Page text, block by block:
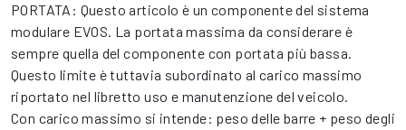
PORTATA: Questo articolo è un componente del sistema
modulare EVOS. La portata massima da considerare è
sempre quella del componente con portata più bassa.
Questo limite è tuttavia subordinato al carico massimo
riportato nel libretto uso e manutenzione del veicolo.
Con carico massimo si intende: peso delle barre + peso degli